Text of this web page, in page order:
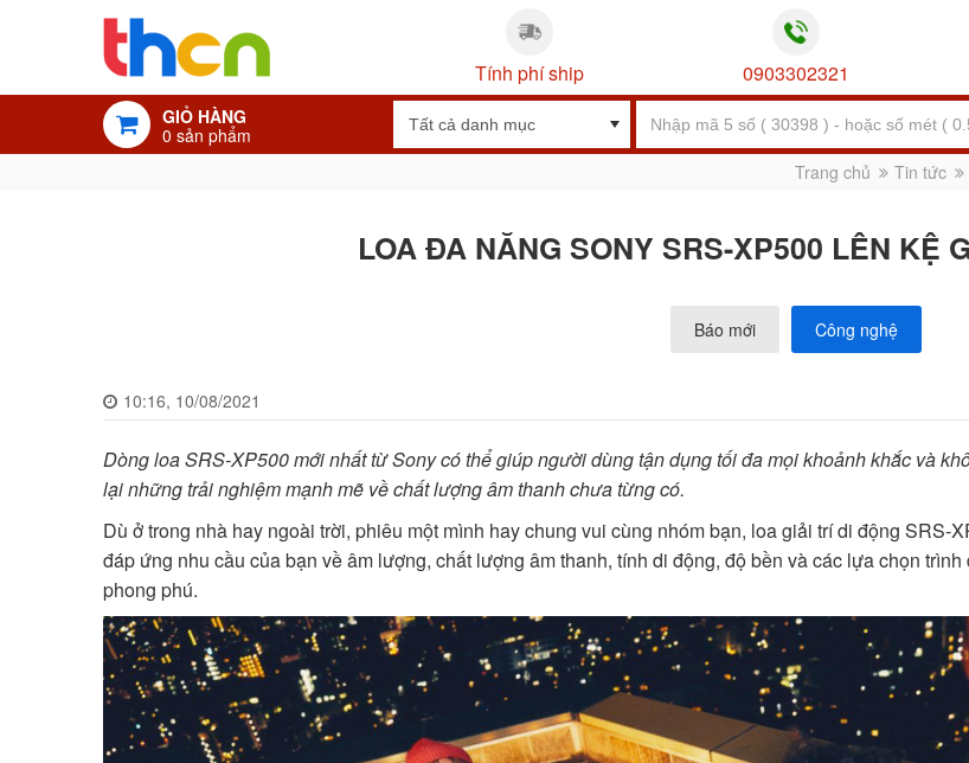
Tính phí ship 0903302321
GIỎ HÀNG
0 sản phẩm
Trang chủ Tin tức
LOA ĐA NĂNG SONY SRS-XP500 LÊN KỆ
Báo mới Công nghệ
10:16, 10/08/2021
Dòng loa SRS-XP500 mới nhất từ Sony có thể giúp người dùng tận dụng tối đa mọi khoảnh khắc và
lại những trải nghiệm mạnh mẽ về chất lượng âm thanh chưa từng có.
Dù ở trong nhà hay ngoài trời, phiêu một mình hay chung vui cùng nhóm bạn, loa giải trí di động SRS-
đáp ứng nhu cầu của bạn về âm lượng, chất lượng âm thanh, tính di động, độ bền và các lựa chọn trình
phong phú.